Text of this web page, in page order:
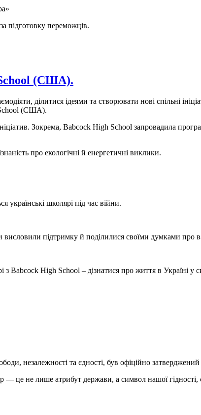
підготовку переможців.
(США).
ділитися ідеями та створювати нові спільні
School (США).
Зокрема, Babcock High School запровадила
про екологічні й енергетичні виклики.
українські школярі під час війни.
висловили підтримку й поділилися своїми думками про
Babcock High School – дізнатися про життя в Україні у
незалежності та єдності, був офіційно
не лише атрибут держави, а символ нашої гідності,